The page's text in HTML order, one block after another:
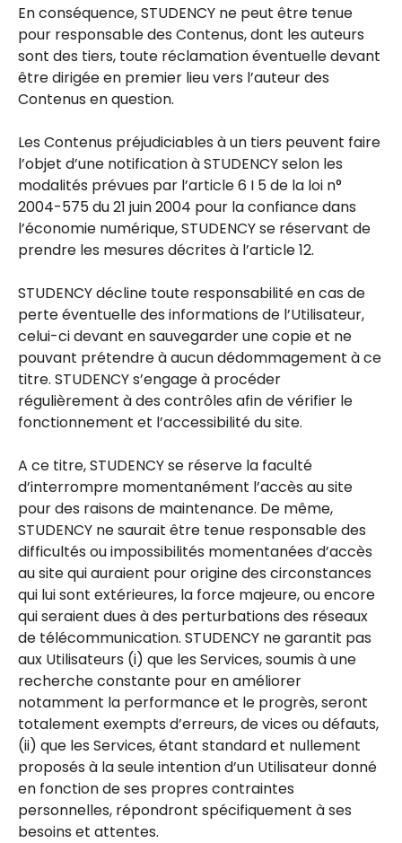
En conséquence, STUDENCY ne peut être tenue
pour responsable des Contenus, dont les auteurs
sont des tiers, toute réclamation éventuelle devant
être dirigée en premier lieu vers l’auteur des
Contenus en question.
Les Contenus préjudiciables à un tiers peuvent faire
l’objet d’une notification à STUDENCY selon les
modalités prévues par l’article 6 I 5 de la loi n°
2004-575 du 21 juin 2004 pour la confiance dans
l’économie numérique, STUDENCY se réservant de
prendre les mesures décrites à l’article 12.
STUDENCY décline toute responsabilité en cas de
perte éventuelle des informations de l’Utilisateur,
celui-ci devant en sauvegarder une copie et ne
pouvant prétendre à aucun dédommagement à ce
titre. STUDENCY s’engage à procéder
régulièrement à des contrôles afin de vérifier le
fonctionnement et l’accessibilité du site.
A ce titre, STUDENCY se réserve la faculté
d’interrompre momentanément l’accès au site
pour des raisons de maintenance. De même,
STUDENCY ne saurait être tenue responsable des
difficultés ou impossibilités momentanées d’accès
au site qui auraient pour origine des circonstances
qui lui sont extérieures, la force majeure, ou encore
qui seraient dues à des perturbations des réseaux
de télécommunication. STUDENCY ne garantit pas
aux Utilisateurs (i) que les Services, soumis à une
recherche constante pour en améliorer
notamment la performance et le progrès, seront
totalement exempts d’erreurs, de vices ou défauts,
(ii) que les Services, étant standard et nullement
proposés à la seule intention d’un Utilisateur donné
en fonction de ses propres contraintes
personnelles, répondront spécifiquement à ses
besoins et attentes.